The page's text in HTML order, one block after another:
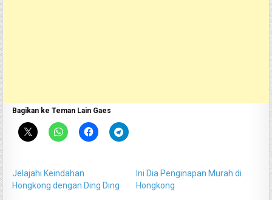
Bagikan ke Teman Lain Gaes
Jelajahi Keindahan
Hongkong dengan Ding Ding
Ini Dia Penginapan Murah di
Hongkong